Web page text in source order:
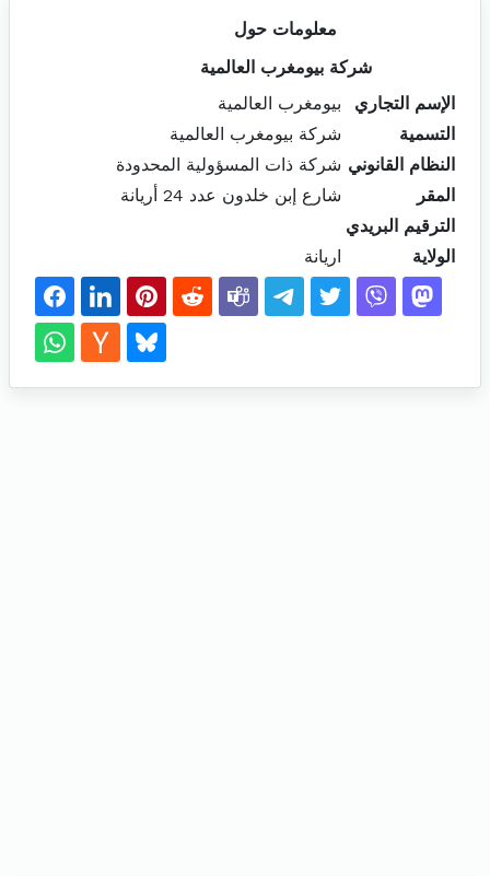
معلومات حول
شركة بيومغرب العالمية
الإسم التجاري
بيومغرب العالمية
التسمية
شركة بيومغرب العالمية
النظام القانوني شركة ذات المسؤولية المحدودة
المقر
شارع إبن خلدون عدد 24 أريانة
الترقيم البريدي
الولاية
اريانة